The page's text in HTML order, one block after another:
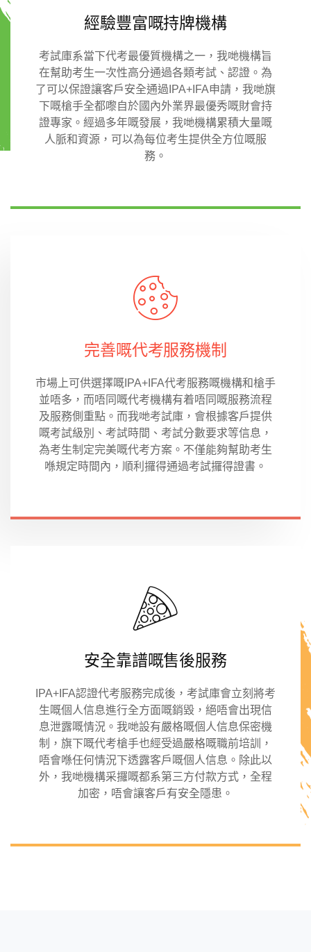
經驗豐富嘅持牌機構
考試庫系當下代考最優質機構之一，我哋機構旨
在幫助考生一次性高分通過各類考試、認證。為
了可以保證讓客戶安全通過IPA+IFA申請，我哋旗
下嘅槍手全都嚟自於國內外業界最優秀嘅財會持
證專家。經過多年嘅發展，我哋機構累積大量嘅
人脈和資源，可以為每位考生提供全方位嘅服
務。
完善嘅代考服務機制
市場上可供選擇嘅IPA+IFA代考服務嘅機構和槍手
並唔多，而唔同嘅代考機構有着唔同嘅服務流程
及服務側重點。而我哋考試庫，會根據客戶提供
嘅考試級別、考試時間、考試分數要求等信息，
為考生制定完美嘅代考方案。不僅能夠幫助考生
喺規定時間內，順利攞得通過考試攞得證書。
安全靠譜嘅售後服務
IPA+IFA認證代考服務完成後，考試庫會立刻將考
生嘅個人信息進行全方面嘅銷毀，絕唔會出現信
息泄露嘅情況。我哋設有嚴格嘅個人信息保密機
制，旗下嘅代考槍手也經受過嚴格嘅職前培訓，
唔會喺任何情況下透露客戶嘅個人信息。除此以
外，我哋機構采攞嘅都系第三方付款方式，全程
加密，唔會讓客戶有安全隱患。